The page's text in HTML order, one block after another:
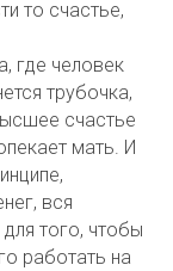
то счастье,
где человек
трубочка,
счастье
мать. И
вся
того, чтобы
работать на